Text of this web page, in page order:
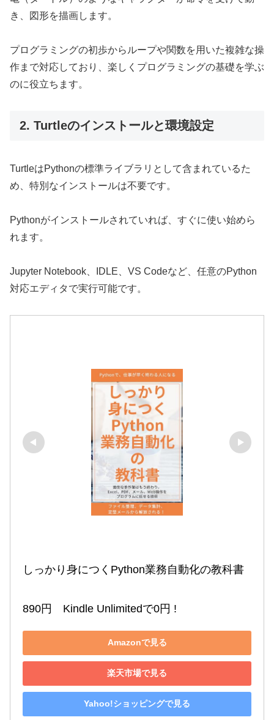
き、図形を描画します。
プログラミングの初歩からループや関数を用いた複雑な操
作まで対応しており、楽しくプログラミングの基礎を学ぶ
のに役立ちます。
2. Turtleのインストールと環境設定
TurtleはPythonの標準ライブラリとして含まれているた
め、特別なインストールは不要です。
Pythonがインストールされていれば、すぐに使い始めら
れます。
Jupyter Notebook、IDLE、VS Codeなど、任意のPython
対応エディタで実行可能です。
しっかり身につくPython業務自動化の教科書
890円　Kindle Unlimitedで0円 !
Amazonで見る
楽天市場で見る
Yahoo!ショッピングで見る